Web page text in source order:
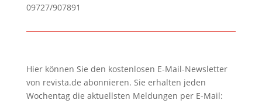
09727/907891
Hier können Sie den kostenlosen E-Mail-Newsletter
von revista.de abonnieren. Sie erhalten jeden
Wochentag die aktuellsten Meldungen per E-Mail: